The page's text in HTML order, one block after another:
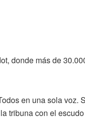
donde más de
en una sola voz.
tribuna con el